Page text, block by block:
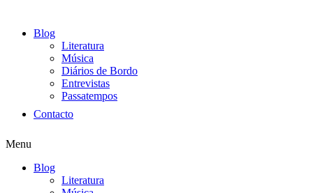
Blog
Literatura
Música
Diários de Bordo
Entrevistas
Passatempos
Contacto
Menu
Blog
Literatura